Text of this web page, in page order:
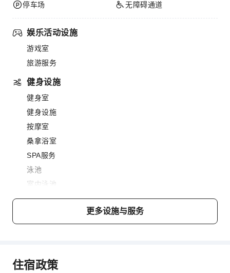
停车场
无障碍通道
娱乐活动设施
游戏室
旅游服务
健身设施
健身室
健身设施
按摩室
桑拿浴室
SPA服务
泳池
室内泳池
室外泳池
餐厅
更多设施与服务
住宿政策